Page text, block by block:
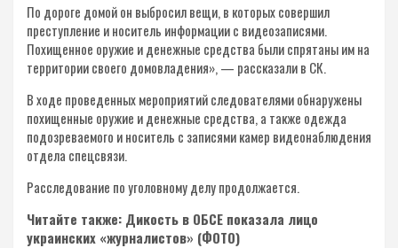
По дороге домой он выбросил вещи, в которых совершил
преступление и носитель информации с видеозаписями.
Похищенное оружие и денежные средства были спрятаны им на
территории своего домовладения», — рассказали в СК.
В ходе проведенных мероприятий следователями обнаружены
похищенные оружие и денежные средства, а также одежда
подозреваемого и носитель с записями камер видеонаблюдения
отдела спецсвязи.
Расследование по уголовному делу продолжается.
Читайте также: Дикость в ОБСЕ показала лицо
украинских «журналистов» (ФОТО)